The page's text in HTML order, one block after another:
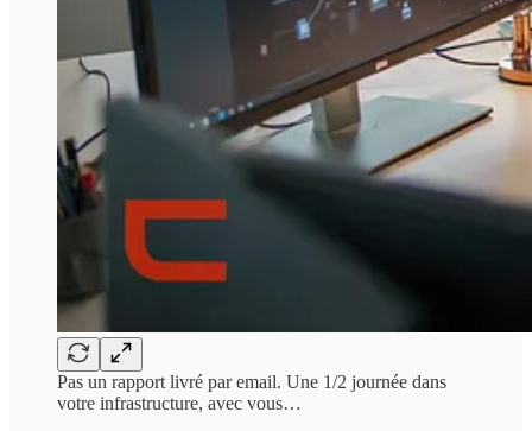
Pas un rapport livré par email. Une 1/2 journée dans
votre infrastructure, avec vous…